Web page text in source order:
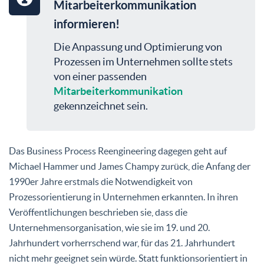
Mitarbeiterkommunikation
informieren!
Die Anpassung und Optimierung von
Prozessen im Unternehmen sollte stets
von einer passenden
Mitarbeiterkommunikation
gekennzeichnet sein.
Das Business Process Reengineering dagegen geht auf
Michael Hammer und James Champy zurück, die Anfang der
1990er Jahre erstmals die Notwendigkeit von
Prozessorientierung in Unternehmen erkannten. In ihren
Veröffentlichungen beschrieben sie, dass die
Unternehmensorganisation, wie sie im 19. und 20.
Jahrhundert vorherrschend war, für das 21. Jahrhundert
nicht mehr geeignet sein würde. Statt funktionsorientiert in